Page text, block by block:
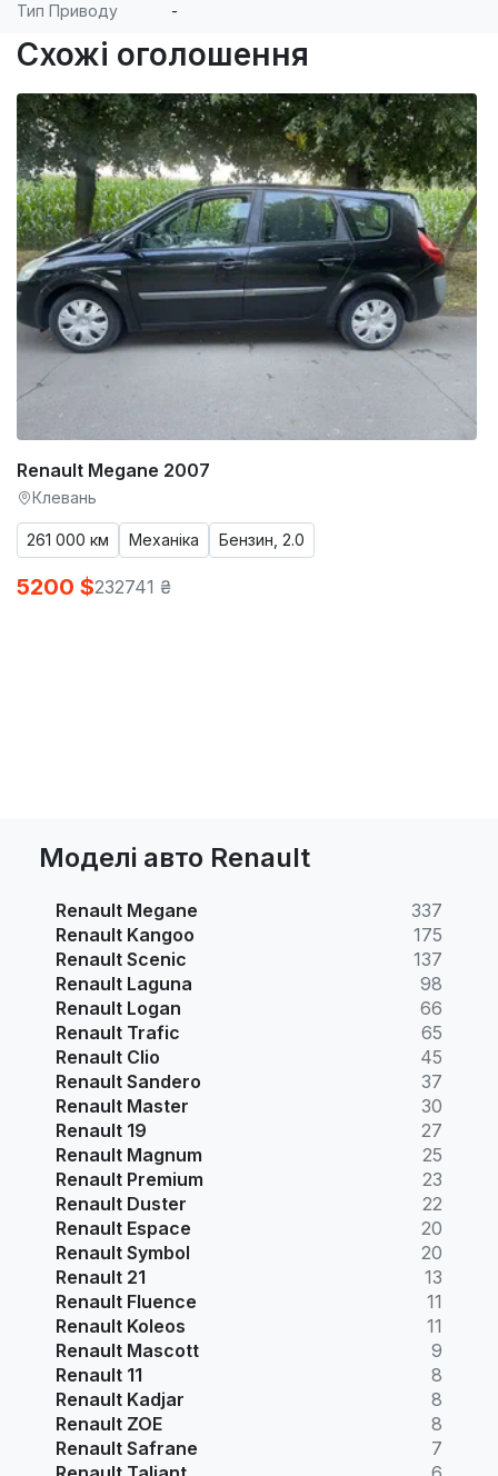
Тип Приводу -
Схожі оголошення
Renault Megane 2007
Клевань
261 000 км Механіка Бензин, 2.0
5200 $232741 ₴
Моделі авто Renault
Renault Megane
337
Renault Kangoo
175
Renault Scenic
137
Renault Laguna
98
Renault Logan
66
Renault Trafic
65
Renault Clio
45
Renault Sandero
37
Renault Master
30
Renault 19
27
Renault Magnum
25
Renault Premium
23
Renault Duster
22
Renault Espace
20
Renault Symbol
20
Renault 21
13
Renault Fluence
11
Renault Koleos
11
Renault Mascott
9
Renault 11
8
Renault Kadjar
8
Renault ZOE
8
Renault Safrane
7